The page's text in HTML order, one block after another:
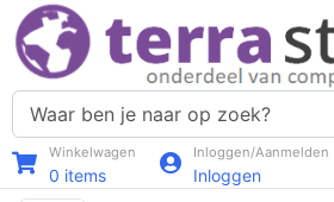
Winkelwagen
0 items
Inloggen/Aanmelden
Inloggen